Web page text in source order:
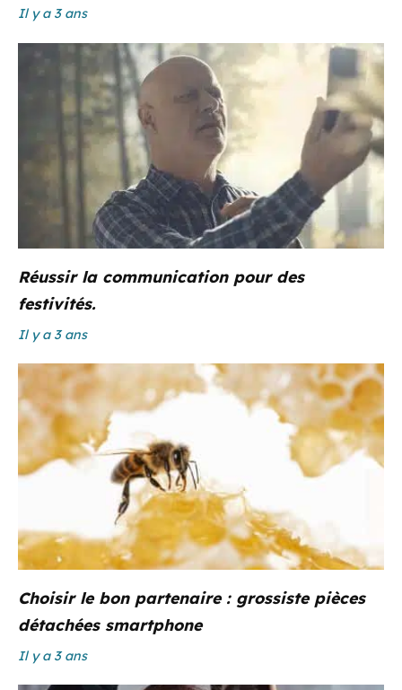
Il y a 3 ans
Réussir la communication pour des
festivités.
Il y a 3 ans
Choisir le bon partenaire : grossiste pièces
détachées smartphone
Il y a 3 ans